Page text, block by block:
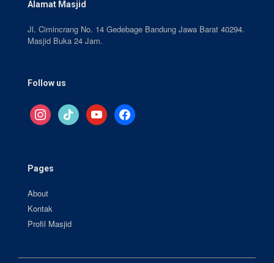
Alamat Masjid
Jl. Cimincrang No. 14 Gedebage Bandung Jawa Barat 40294.
Masjid Buka 24 Jam.
Follow us
instagramtiktok youtube facebook
Pages
About
Kontak
Profil Masjid